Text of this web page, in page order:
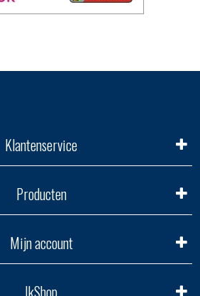
Klantenservice
Producten
Mijn account